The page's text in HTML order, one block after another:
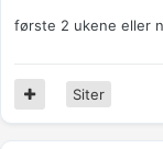
første 2 ukene eller
Siter